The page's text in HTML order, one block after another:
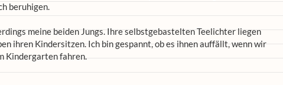
beruhigen.
meine beiden Jungs. Ihre selbstgebastelten Teelichter liegen
ihren Kindersitzen. Ich bin gespannt, ob es ihnen auffällt, wenn wir
Kindergarten fahren.